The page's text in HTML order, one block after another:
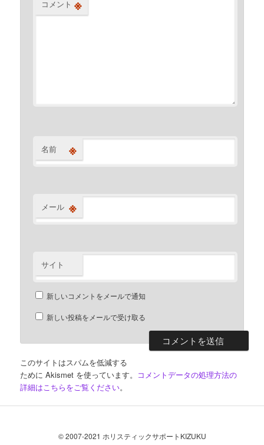
コメント ※
名前 ※
メール ※
サイト
新しいコメントをメールで通知
新しい投稿をメールで受け取る
このサイトはスパムを低減する
ために Akismet を使っています。 コメントデータの処理方法の
詳細はこちらをご覧ください。
© 2007-2021 ホリスティックサポートKIZUKU